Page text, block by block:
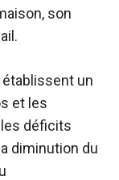
son
un
et les
déficits
diminution du